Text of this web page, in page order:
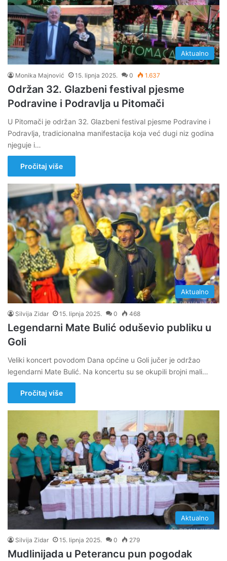
Aktualno
Monika Majnović 15. lipnja 2025. 0 1.637
Održan 32. Glazbeni festival pjesme
Podravine i Podravlja u Pitomači
U Pitomači je održan 32. Glazbeni festival pjesme Podravine i
Podravlja, tradicionalna manifestacija koja već dugi niz godina
njeguje i…
Pročitaj više
Aktualno
Silvija Zidar 15. lipnja 2025. 0 468
Legendarni Mate Bulić oduševio publiku u
Goli
Veliki koncert povodom Dana općine u Goli jučer je održao
legendarni Mate Bulić. Na koncertu su se okupili brojni mali…
Pročitaj više
Aktualno
Silvija Zidar 15. lipnja 2025. 0 279
Mudlinijada u Peterancu pun pogodak